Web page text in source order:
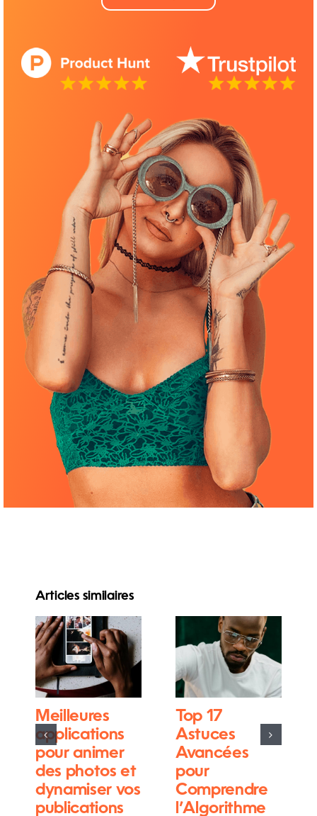
Articles similaires
Meilleures
applications
pour animer
des photos et
dynamiser vos
publications
Top 17
Astuces
Avancées
pour
Comprendre
l’Algorithme